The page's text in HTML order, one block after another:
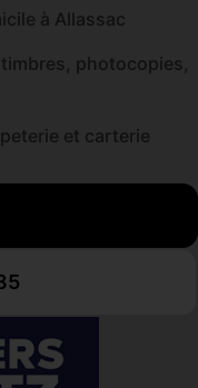
à Allassac
photocopies,
et carterie